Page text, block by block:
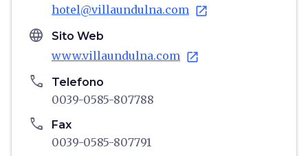
hotel@villaundulna.com open_in_new
language Sito Web
www.villaundulna.com open_in_new
phone Telefono
0039-0585-807788
phone Fax
0039-0585-807791